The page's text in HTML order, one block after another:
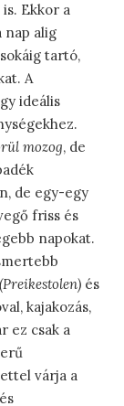
is. Ekkor a
nap alig
tartó,
A
ideális
mozog, de
de egy-egy
friss és
napokat.
és
kajakozás,
ez csak a
várja a